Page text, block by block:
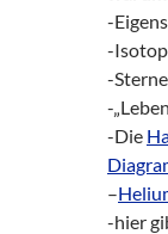
-
-
-
-
-Die
–
-hier